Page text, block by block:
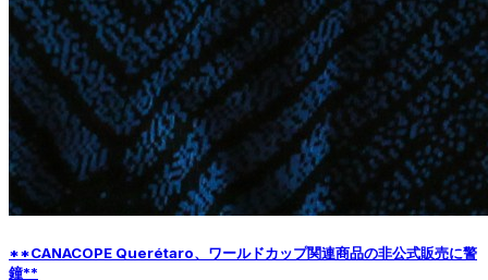
**CANACOPE Querétaro、ワールドカップ関連商品の非公式販売に警
鐘**